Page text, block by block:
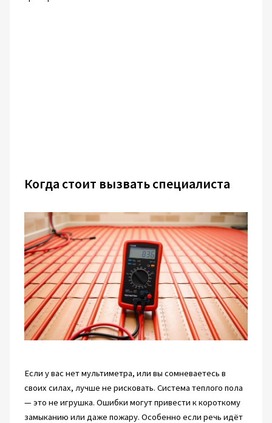
Когда стоит вызвать специалиста
Если у вас нет мультиметра, или вы сомневаетесь в
своих силах, лучше не рисковать. Система теплого пола
— это не игрушка. Ошибки могут привести к короткому
замыканию или даже пожару. Особенно если речь идёт